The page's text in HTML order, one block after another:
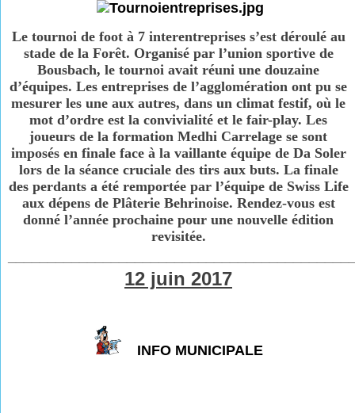
Le tournoi de foot à 7 interentreprises s’est déroulé au
stade de la Forêt. Organisé par l’union sportive de
Bousbach, le tournoi avait réuni une douzaine
d’équipes. Les entreprises de l’agglomération ont pu se
mesurer les une aux autres, dans un climat festif, où le
mot d’ordre est la convivialité et le fair-play. Les
joueurs de la formation Medhi Carrelage se sont
imposés en finale face à la vaillante équipe de Da Soler
lors de la séance cruciale des tirs aux buts. La finale
des perdants a été remportée par l’équipe de Swiss Life
aux dépens de Plâterie Behrinoise. Rendez-vous est
donné l’année prochaine pour une nouvelle édition
revisitée.
12 juin 2017
INFO MUNICIPALE